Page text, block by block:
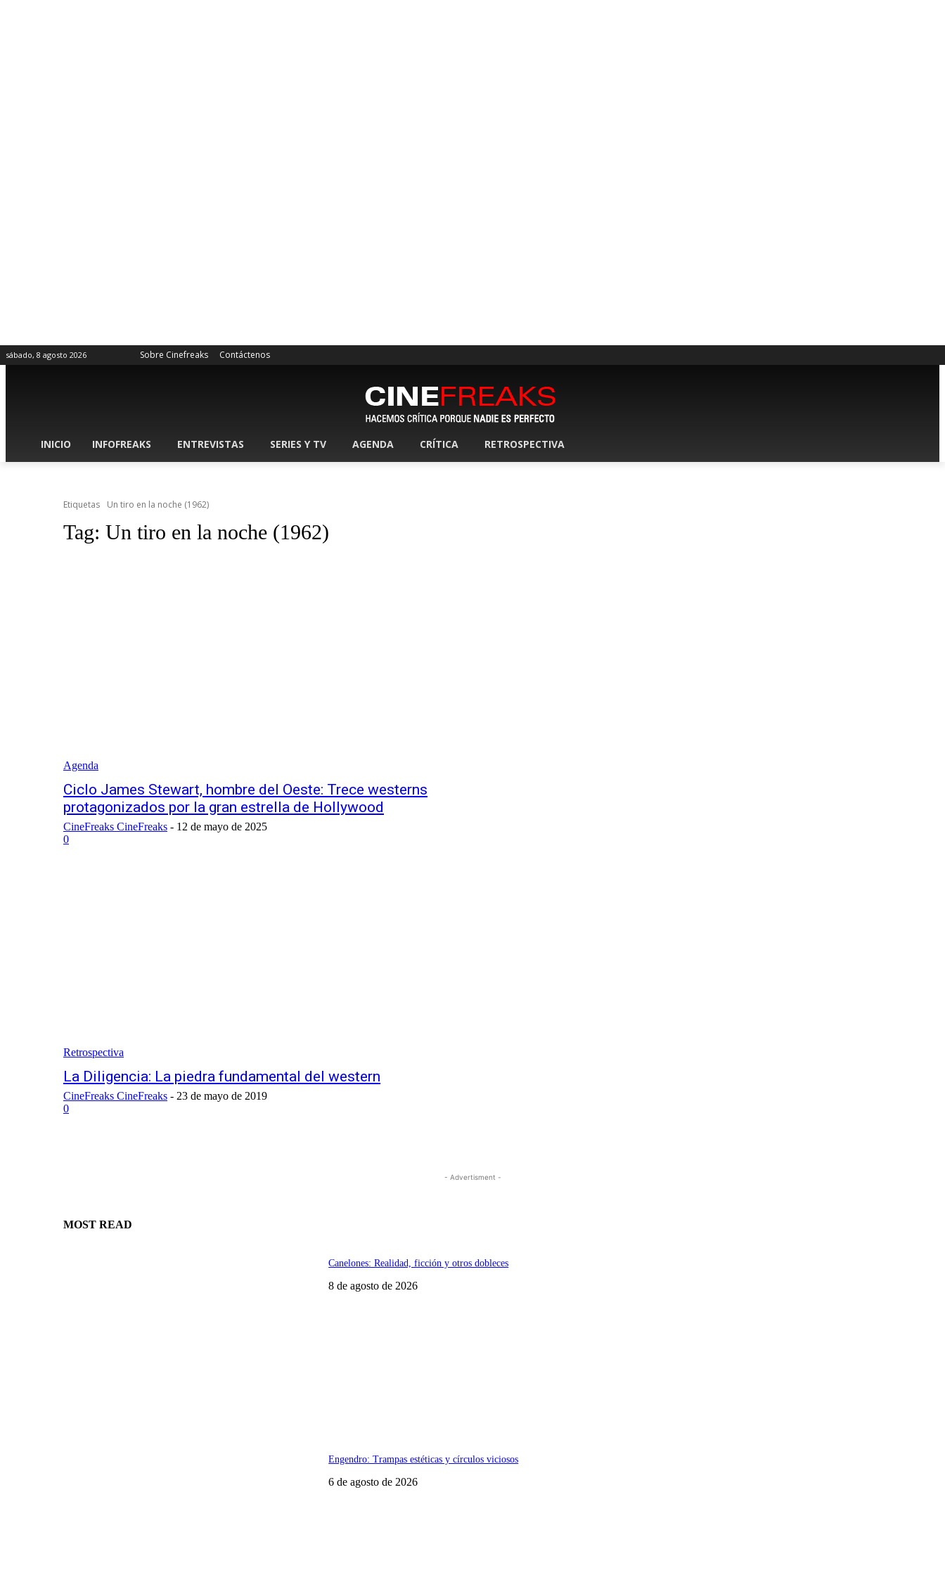
sábado, 8 agosto 2026 Sobre Cinefreaks Contáctenos
INICIO INFOFREAKS ENTREVISTAS SERIES Y TV AGENDA CRÍTICA RETROSPECTIVA
Etiquetas Un tiro en la noche (1962)
Tag: Un tiro en la noche (1962)
Agenda
Ciclo James Stewart, hombre del Oeste: Trece westerns
protagonizados por la gran estrella de Hollywood
CineFreaks CineFreaks - 12 de mayo de 2025
0
Retrospectiva
La Diligencia: La piedra fundamental del western
CineFreaks CineFreaks - 23 de mayo de 2019
0
- Advertisment -
MOST READ
Canelones: Realidad, ficción y otros dobleces
8 de agosto de 2026
Engendro: Trampas estéticas y círculos viciosos
6 de agosto de 2026